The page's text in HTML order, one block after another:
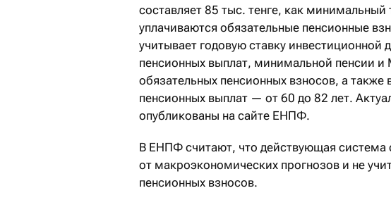
составляет 85 тыс. тенге, как минимальный
уплачиваются обязательные пенсионные
учитывает годовую ставку
пенсионных выплат, минимальной пенсии и
обязательных пенсионных взносов, а также
пенсионных выплат — от 60 до 82 лет.
опубликованы на сайте ЕНПФ.
В ЕНПФ считают, что действующая
от макроэкономических прогнозов и не
пенсионных взносов.